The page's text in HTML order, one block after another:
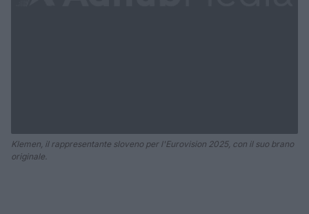
Klemen, il rappresentante sloveno per l'Eurovision 2025, con il suo brano
originale.